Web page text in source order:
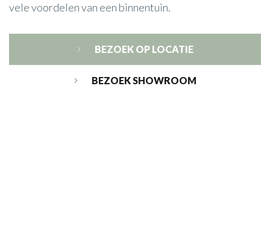
vele voordelen van een binnentuin.
BEZOEK OP LOCATIE
BEZOEK SHOWROOM